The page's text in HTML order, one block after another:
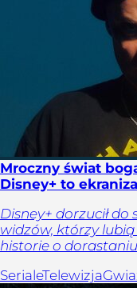
Mroczny świat
Disney+ to
Disney+ dorzucił
widzów, którzy
historie o
SerialeTelewizja